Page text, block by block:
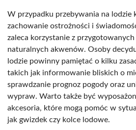
W przypadku przebywania na lodzie
zachowanie ostrożności i
zaleca korzystanie z
naturalnych akwenów. Osoby
lodzie powinny pamiętać o kilku
takich jak informowanie bliskich o
sprawdzanie prognoz pogody oraz
wypraw. Warto także być
akcesoria, które mogą pomóc w
jak gwizdek czy kolce lodowe.